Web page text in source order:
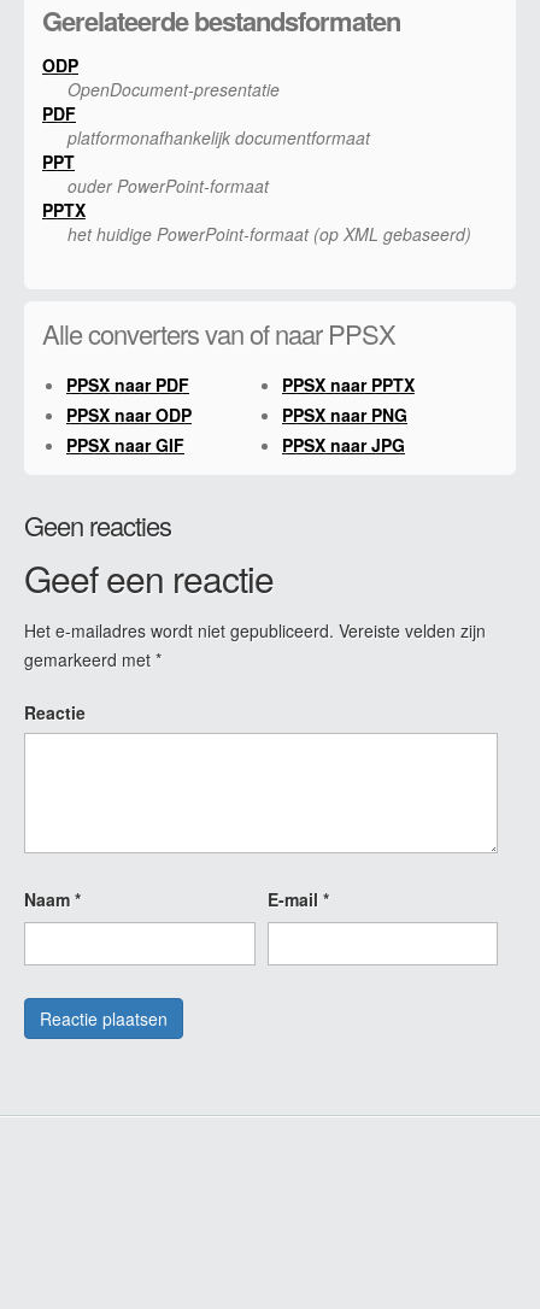
Gerelateerde bestandsformaten
ODP
OpenDocument-presentatie
PDF
platformonafhankelijk documentformaat
PPT
ouder PowerPoint-formaat
PPTX
het huidige PowerPoint-formaat (op XML gebaseerd)
Alle converters van of naar PPSX
PPSX naar PDF
PPSX naar PPTX
PPSX naar ODP
PPSX naar PNG
PPSX naar GIF
PPSX naar JPG
Geen reacties
Geef een reactie
Het e-mailadres wordt niet gepubliceerd. Vereiste velden zijn
gemarkeerd met *
Reactie
Naam * E-mail *